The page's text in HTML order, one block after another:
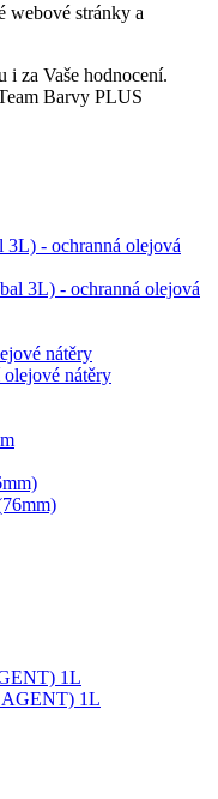
webové stránky a
i za Vaše hodnocení.
Barvy PLUS
- ochranná olejová
nátěry
1L